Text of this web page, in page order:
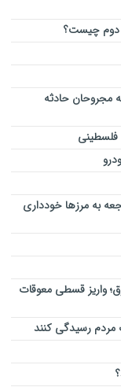
دوم چیست؟
حادثه
به مرزها خودداری
واریز قسطی معوقات
رسیدگی کنند